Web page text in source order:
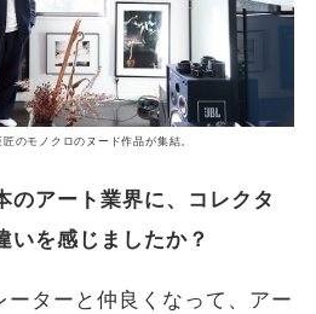
のモノクロのヌード作品が集結。
アート業界に、コレクタ
いを感じましたか？
ーターと仲良くなって、アー